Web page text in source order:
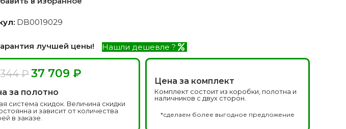
моделей 5 моделей
Белоруссия фабрика
1640 моделей
DB0019029
лучшей цены! Нашли дешевле ?
₽37 709₽
за полотно
система скидок. Величина скидки
и зависит от количества
в заказе.
Цена за комплект
Комплект состоит из коробки, полотна и
наличников с двух сторон.
*сделаем более выгодное предложение